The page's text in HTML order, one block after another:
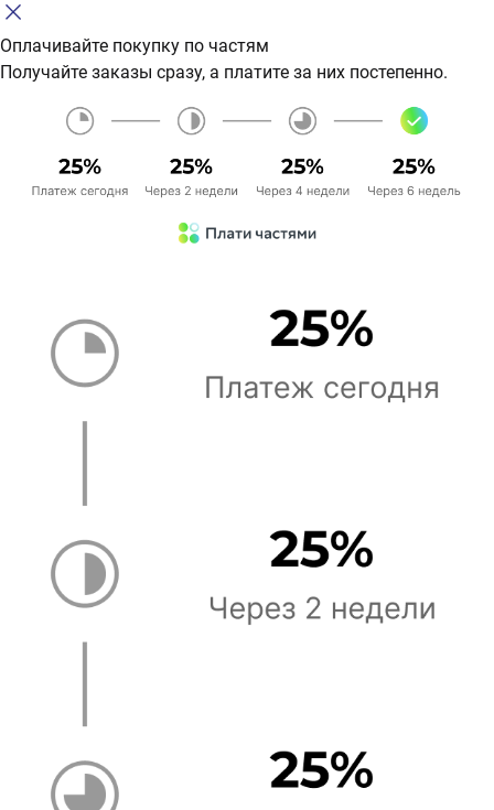
Оплачивайте покупку по частям
Получайте заказы сразу, а платите за них постепенно.